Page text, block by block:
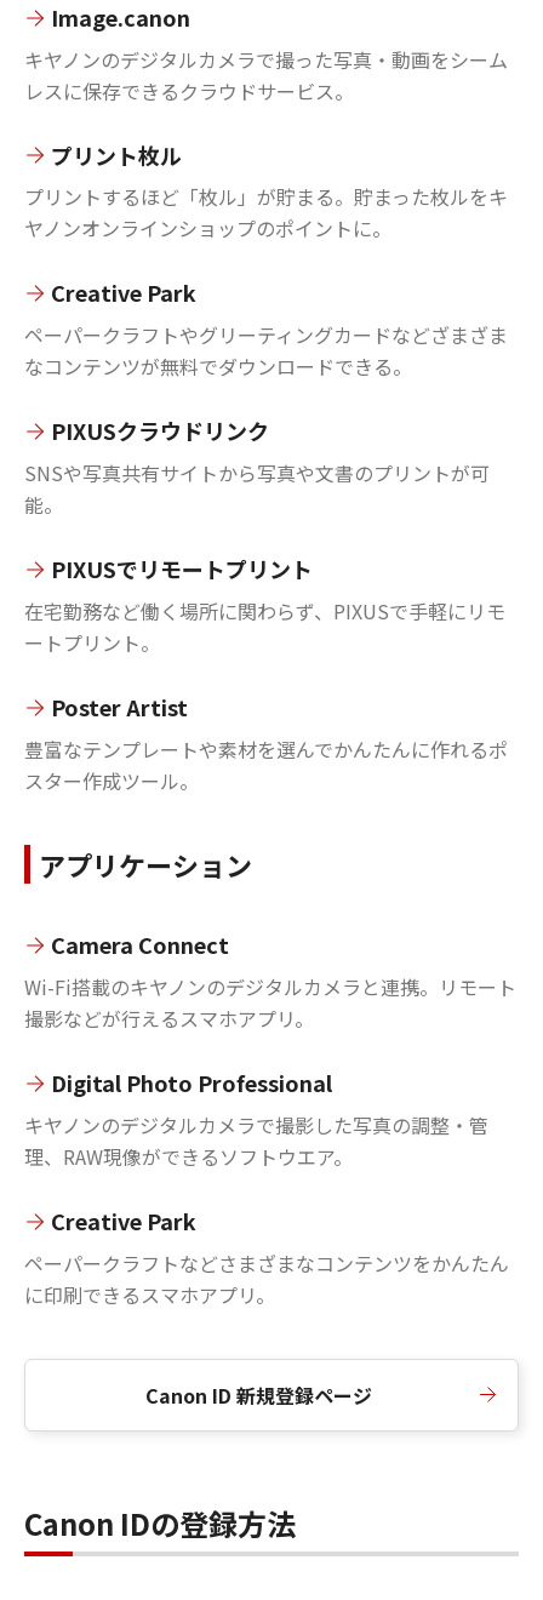
Image.canon
キヤノンのデジタルカメラで撮った写真・動画をシーム
レスに保存できるクラウドサービス。
プリント枚ル
プリントするほど「枚ル」が貯まる。貯まった枚ルをキ
ヤノンオンラインショップのポイントに。
Creative Park
ペーパークラフトやグリーティングカードなどざまざま
なコンテンツが無料でダウンロードできる。
PIXUSクラウドリンク
SNSや写真共有サイトから写真や文書のプリントが可
能。
PIXUSでリモートプリント
在宅勤務など働く場所に関わらず、PIXUSで手軽にリモ
ートプリント。
Poster Artist
豊富なテンプレートや素材を選んでかんたんに作れるポ
スター作成ツール。
アプリケーション
Camera Connect
Wi-Fi搭載のキヤノンのデジタルカメラと連携。リモート
撮影などが行えるスマホアプリ。
Digital Photo Professional
キヤノンのデジタルカメラで撮影した写真の調整・管
理、RAW現像ができるソフトウエア。
Creative Park
ペーパークラフトなどさまざまなコンテンツをかんたん
に印刷できるスマホアプリ。
Canon ID 新規登録ページ
Canon IDの登録方法